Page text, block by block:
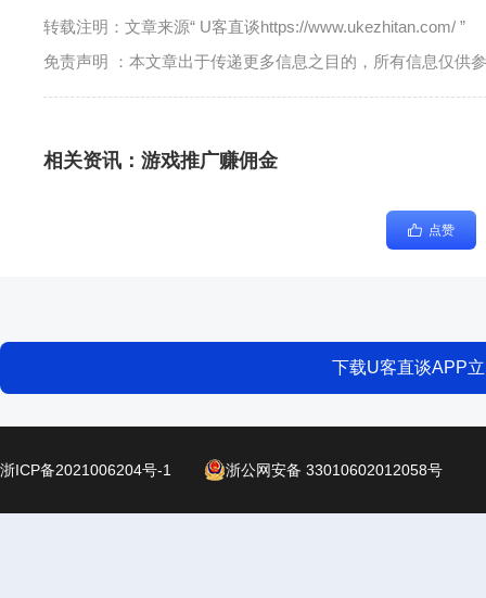
转载注明：文章来源“ U客直谈https://www.ukezhitan.com/ ”
免责声明 ：本文章出于传递更多信息之目的，所有信息仅供
相关资讯： 游戏推广赚佣金
点赞
下载U客直谈APP
浙ICP备2021006204号-1 浙公网安备 33010602012058号